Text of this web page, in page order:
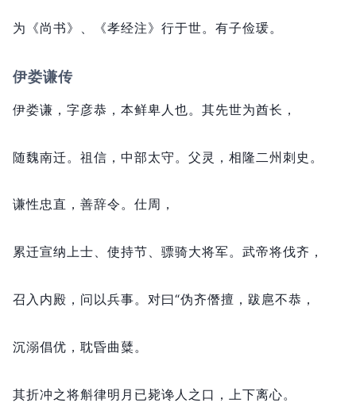
为《尚书》、《孝经注》行于世。 有子俭瑗。
伊娄谦传
伊娄谦， 字彦恭， 本鲜卑人也。 其先世为酋长，
随魏南迁。 祖信， 中部太守。 父灵， 相隆二州刺史。
谦性忠直， 善辞令。 仕周，
累迁宣纳上士、使持节、骠骑大将军。 武帝将伐齐，
召入内殿， 问以兵事。 对曰“伪齐僭擅， 跋扈不恭，
沉溺倡优， 耽昏曲糵。
其折冲之将斛律明月已毙谗人之口， 上下离心。